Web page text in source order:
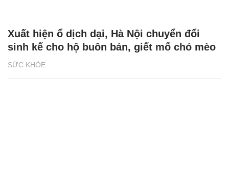
SỨC KHỎE
Xuất hiện ổ dịch dại, Hà Nội chuyển đổi
sinh kế cho hộ buôn bán, giết mổ chó mèo